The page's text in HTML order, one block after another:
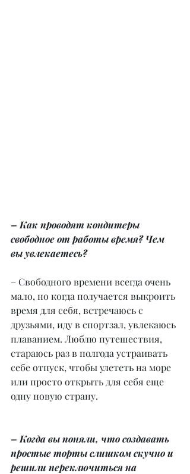
– Как проводят кондитеры
свободное от работы время? Чем
вы увлекаетесь?
– Свободного времени всегда очень
мало, но когда получается выкроить
время для себя, встречаюсь с
друзьями, иду в спортзал, увлекаюсь
плаванием. Люблю путешествия,
стараюсь раз в полгода устраивать
себе отпуск, чтобы улететь на море
или просто открыть для себя еще
одну новую страну.
– Когда вы поняли, что создавать
простые торты слишком скучно и
решили переключиться на